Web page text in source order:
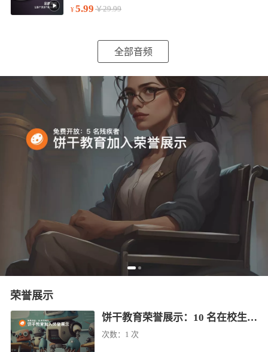
5.99 ￥29.99
全部音频
荣誉展示
饼干教育荣誉展示：10 名在校生免费学（已结束）
次数： 1 次